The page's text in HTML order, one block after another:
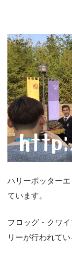
ハリーポッター
ています。
フロッグ・クワ
リーが行われて